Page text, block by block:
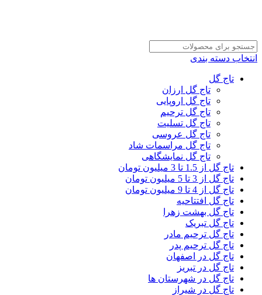
انتخاب دسته بندی
تاج گل
تاج گل ارزان
تاج گل اروپایی
تاج گل ترحیم
تاج گل تسلیت
تاج گل عروسی
تاج گل مراسمات شاد
تاج گل نمایشگاهی
تاج گل از 1.5 تا 3 میلیون تومان
تاج گل از 3 تا 5 میلیون تومان
تاج گل از 4 تا 9 میلیون تومان
تاج گل افتتاحیه
تاج گل بهشت زهرا
تاج گل تبریک
تاج گل ترحیم مادر
تاج گل ترحیم پدر
تاج گل در اصفهان
تاج گل در تبریز
تاج گل در شهرستان ها
تاج گل در شیراز